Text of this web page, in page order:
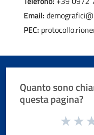
Email:
PEC:
Quanto sono
questa pagina?
Valuta da 1 a 5 stelle la